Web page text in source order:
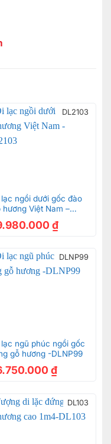
DL2103
lạc ngồi dưới gốc đào
hương Việt Nam –
₫
DLNP99
lạc ngũ phúc ngồi gốc
gỗ hương -DLNP99
₫
DL103